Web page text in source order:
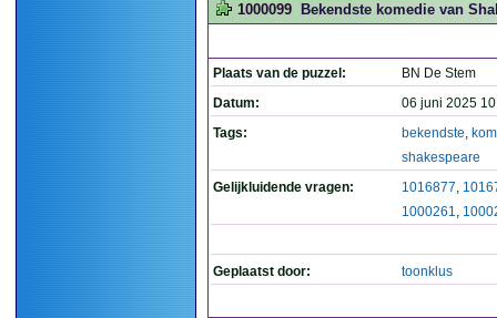
1000099 Bekendste komedie van
Plaats van de puzzel:
BN De Stem
Datum:
06 juni 2025
Tags:
bekendste,
shakespeare
Gelijkluidende vragen:
1016877,
1000261,
Geplaatst door: toonklus